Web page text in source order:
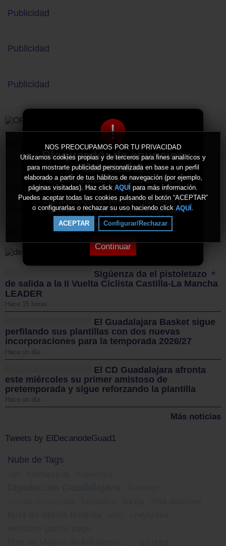
!
Bloqueador de anuncios
detectado!
Hemos detectado que estás usando un
bloqueador de anuncios en tu navegador.
Los anuncios nos permiten mantener y
gestionar este sitio. Por favor, añade
nuestro sitio a la lista blanca de tu
bloqueador de anuncios.
Continuar
NOS PREOCUPAMOS POR TU PRIVACIDAD
Utilizamos cookies propias y de terceros para fines analíticos y
para mostrarte publicidad personalizada en base a un perfil
elaborado a partir de tus hábitos de navegación (por ejemplo,
páginas visitadas). Haz click AQUÍ para más información.
Puedes aceptar todas las cookies pulsando el botón “ACEPTAR”
o configurarlas o rechazar su uso haciendo click AQUÍ
ACEPTAR Configurar/Rechazar
Publicidad
Publicidad
Publicidad
Sigüenza da el pistoletazo
de salida a la II Vuelta Ciclista Castilla-La Mancha
LEADER
Hace 15 horas
El Guadalajara Basket sigue
perfilando sus plantillas con dos nuevas
incorporaciones para la temporada 2026/27
Hace un día
El CD Guadalajara afronta
este miércoles su primer amistoso de
pretemporada y sigue reforzando la plantilla
Hace un día
Más noticias
Tweets by ElDecanodeGuad1
Nube de Tags